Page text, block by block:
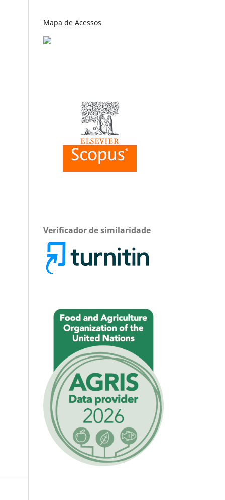
Mapa de Acessos
Verificador de similaridade